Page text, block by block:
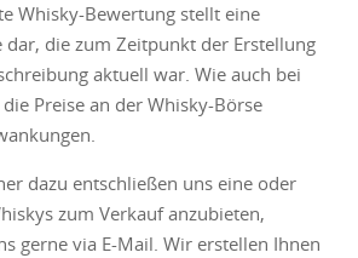
Whisky-Bewertung stellt eine
die zum Zeitpunkt der Erstellung
aktuell war. Wie auch bei
Preise an der Whisky-Börse
dazu entschließen uns eine oder
zum Verkauf anzubieten,
gerne via E-Mail. Wir erstellen Ihnen